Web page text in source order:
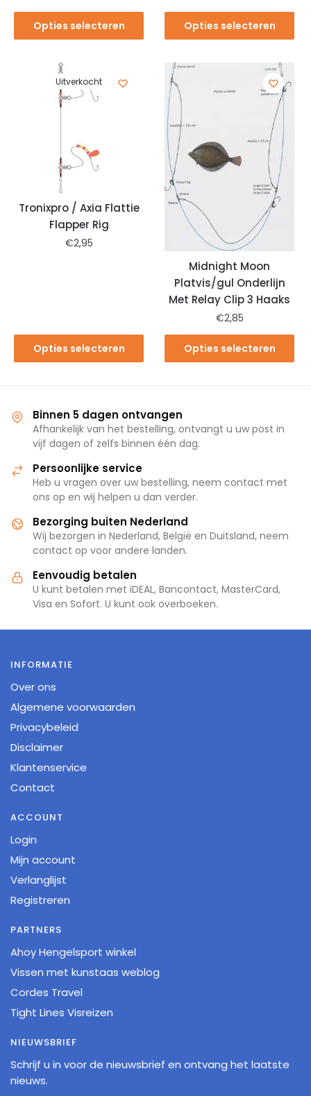
Opties selecteren Opties selecteren
Uitverkocht
Tronixpro / Axia Flattie
Flapper Rig
€2,95
Opties selecteren
Midnight Moon
Platvis/gul Onderlijn
Met Relay Clip 3 Haaks
€2,85
Opties selecteren
Binnen 5 dagen ontvangen
Afhankelijk van het bestelling, ontvangt u uw post in
vijf dagen of zelfs binnen één dag.
Persoonlijke service
Heb u vragen over uw bestelling, neem contact met
ons op en wij helpen u dan verder.
Bezorging buiten Nederland
Wij bezorgen in Nederland, België en Duitsland, neem
contact op voor andere landen.
Eenvoudig betalen
U kunt betalen met iDEAL, Bancontact, MasterCard,
Visa en Sofort. U kunt ook overboeken.
INFORMATIE
Over ons
Algemene voorwaarden
Privacybeleid
Disclaimer
Klantenservice
Contact
ACCOUNT
Login
Mijn account
Verlanglijst
Registreren
PARTNERS
Ahoy Hengelsport winkel
Vissen met kunstaas weblog
Cordes Travel
Tight Lines Visreizen
NIEUWSBRIEF
Schrijf u in voor de nieuwsbrief en ontvang het laatste
nieuws.